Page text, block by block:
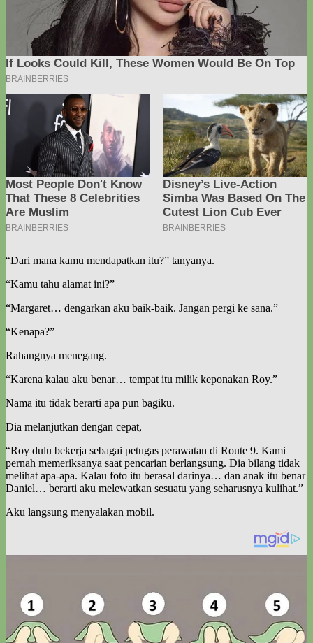
“Dari mana kamu mendapatkan itu?” tanyanya.
“Kamu tahu alamat ini?”
“Margaret… dengarkan aku baik-baik. Jangan pergi ke sana.”
“Kenapa?”
Rahangnya menegang.
“Karena kalau aku benar… tempat itu milik keponakan Roy.”
Nama itu tidak berarti apa pun bagiku.
Dia melanjutkan dengan cepat,
“Roy dulu bekerja sebagai petugas perawatan di Route 9. Kami
pernah memeriksanya saat pencarian berlangsung. Dia bilang tidak
melihat apa-apa. Kalau foto itu berasal darinya… dan anak itu benar
Daniel… berarti aku melewatkan sesuatu yang seharusnya kulihat.”
Aku langsung menyalakan mobil.